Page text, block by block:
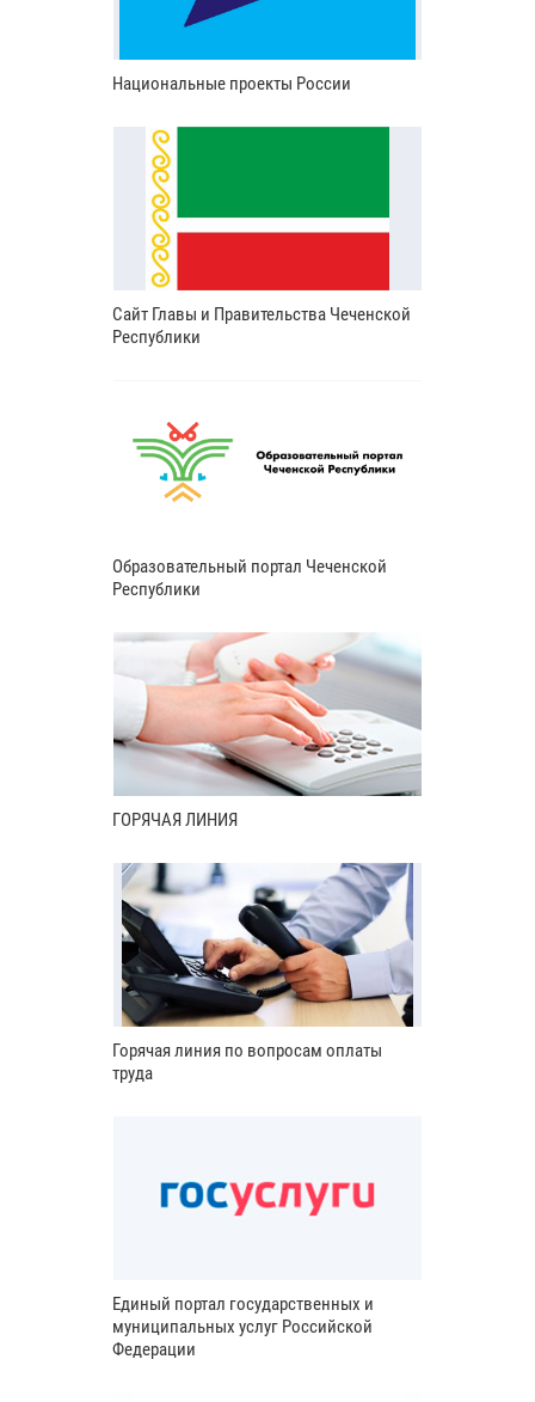
Национальные проекты России
Сайт Главы и Правительства Чеченской
Республики
Образовательный портал Чеченской
Республики
ГОРЯЧАЯ ЛИНИЯ
Горячая линия по вопросам оплаты
труда
Единый портал государственных и
муниципальных услуг Российской
Федерации